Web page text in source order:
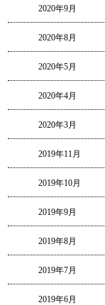
2020年9月
2020年8月
2020年5月
2020年4月
2020年3月
2019年11月
2019年10月
2019年9月
2019年8月
2019年7月
2019年6月